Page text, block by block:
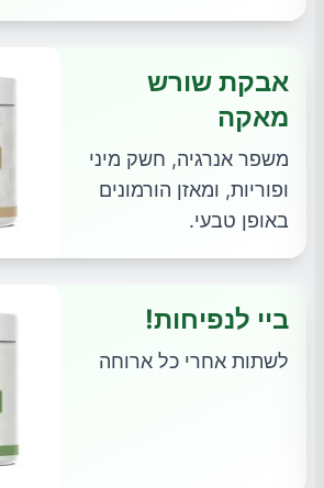
אבקת שורש
מאקה
משפר אנרגיה, חשק מיני
ופוריות, ומאזן הורמונים
באופן טבעי.
ביי לנפיחות!
לשתות אחרי כל ארוחה